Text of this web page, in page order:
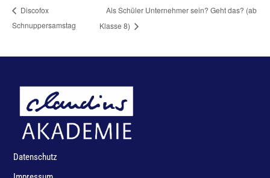
Discofox
Schnuppersamstag
Als Schüler Unternehmer sein? Geht das? (ab
Klasse 8)
Datenschutz